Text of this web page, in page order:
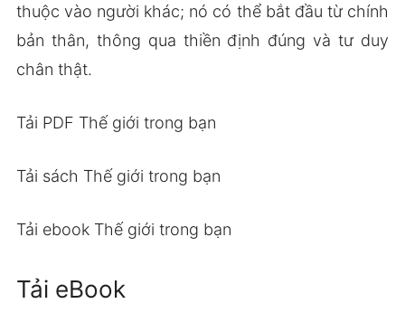
thuộc vào người khác; nó có thể bắt đầu từ chính
bản thân, thông qua thiền định đúng và tư duy
chân thật.
Tải PDF Thế giới trong bạn
Tải sách Thế giới trong bạn
Tải ebook Thế giới trong bạn
Tải eBook